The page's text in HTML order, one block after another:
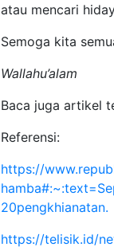
atau mencari
Semoga kita
Wallahu’alam
Baca juga artikel
Referensi:
https://
20pengkhianatan.
https://telisik.id/